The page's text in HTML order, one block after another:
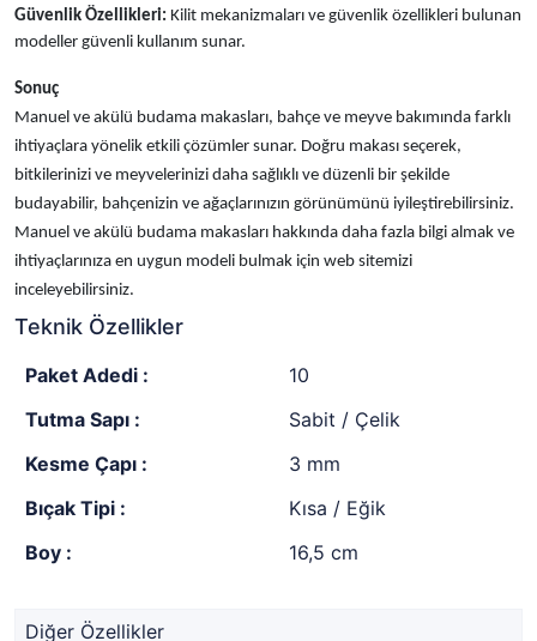
Güvenlik Özellikleri: Kilit mekanizmaları ve güvenlik özellikleri bulunan
modeller güvenli kullanım sunar.
Sonuç
Manuel ve akülü budama makasları, bahçe ve meyve bakımında farklı
ihtiyaçlara yönelik etkili çözümler sunar. Doğru makası seçerek,
bitkilerinizi ve meyvelerinizi daha sağlıklı ve düzenli bir şekilde
budayabilir, bahçenizin ve ağaçlarınızın görünümünü iyileştirebilirsiniz.
Manuel ve akülü budama makasları hakkında daha fazla bilgi almak ve
ihtiyaçlarınıza en uygun modeli bulmak için web sitemizi
inceleyebilirsiniz.
Teknik Özellikler
Paket Adedi :
10
Tutma Sapı :
Sabit / Çelik
Kesme Çapı :
3 mm
Bıçak Tipi :
Kısa / Eğik
Boy :
16,5 cm
Diğer Özellikler